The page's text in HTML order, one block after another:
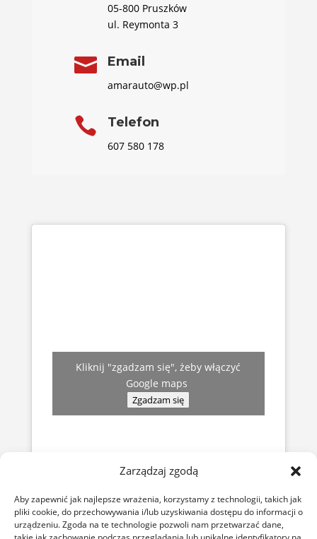
Zarządzaj zgodą
Aby zapewnić jak najlepsze wrażenia, korzystamy z technologii, takich jak
pliki cookie, do przechowywania i/lub uzyskiwania dostępu do informacji o
urządzeniu. Zgoda na te technologie pozwoli nam przetwarzać dane,
05-800 Pruszków
ul. Reymonta 3
 Email
amarauto@wp.pl
 Telefon
607 580 178
Kliknij "zgadzam się", żeby włączyć
Google maps
Zgadzam się